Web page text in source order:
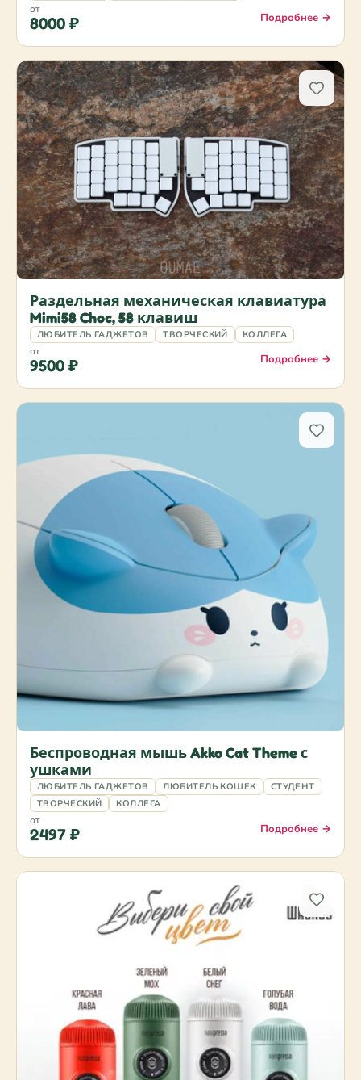
от
8000 ₽ Подробнее →
Раздельная механическая клавиатура
Mimi58 Choc, 58 клавиш
ЛЮБИТЕЛЬ ГАДЖЕТОВ ТВОРЧЕСКИЙ КОЛЛЕГА
от
9500 ₽ Подробнее →
Беспроводная мышь Akko Cat Theme с
ушками
ЛЮБИТЕЛЬ ГАДЖЕТОВ ЛЮБИТЕЛЬ КОШЕК
СТУДЕНТ
ТВОРЧЕСКИЙ
КОЛЛЕГА
от
2497 ₽ Подробнее →